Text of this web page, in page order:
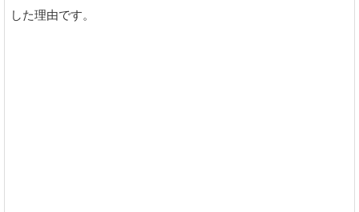
した理由です。